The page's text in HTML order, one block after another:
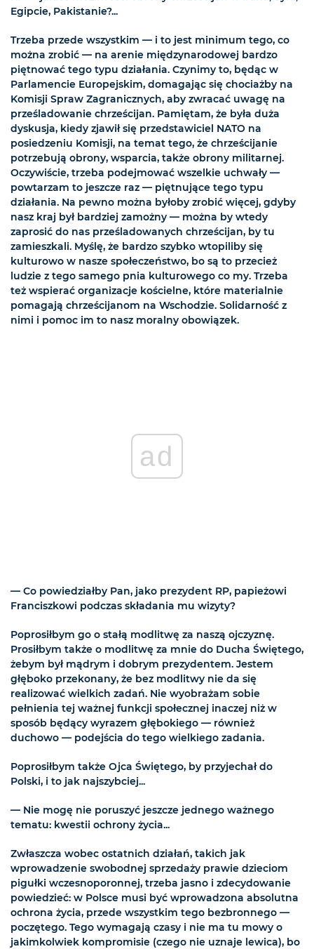
Egipcie, Pakistanie?...
Trzeba przede wszystkim — i to jest minimum tego, co
można zrobić — na arenie międzynarodowej bardzo
piętnować tego typu działania. Czynimy to, będąc w
Parlamencie Europejskim, domagając się chociażby na
Komisji Spraw Zagranicznych, aby zwracać uwagę na
prześladowanie chrześcijan. Pamiętam, że była duża
dyskusja, kiedy zjawił się przedstawiciel NATO na
posiedzeniu Komisji, na temat tego, że chrześcijanie
potrzebują obrony, wsparcia, także obrony militarnej.
Oczywiście, trzeba podejmować wszelkie uchwały —
powtarzam to jeszcze raz — piętnujące tego typu
działania. Na pewno można byłoby zrobić więcej, gdyby
nasz kraj był bardziej zamożny — można by wtedy
zaprosić do nas prześladowanych chrześcijan, by tu
zamieszkali. Myślę, że bardzo szybko wtopiliby się
kulturowo w nasze społeczeństwo, bo są to przecież
ludzie z tego samego pnia kulturowego co my. Trzeba
też wspierać organizacje kościelne, które materialnie
pomagają chrześcijanom na Wschodzie. Solidarność z
nimi i pomoc im to nasz moralny obowiązek.
ad
— Co powiedziałby Pan, jako prezydent RP, papieżowi
Franciszkowi podczas składania mu wizyty?
Poprosiłbym go o stałą modlitwę za naszą ojczyznę.
Prosiłbym także o modlitwę za mnie do Ducha Świętego,
żebym był mądrym i dobrym prezydentem. Jestem
głęboko przekonany, że bez modlitwy nie da się
realizować wielkich zadań. Nie wyobrażam sobie
pełnienia tej ważnej funkcji społecznej inaczej niż w
sposób będący wyrazem głębokiego — również
duchowo — podejścia do tego wielkiego zadania.
Poprosiłbym także Ojca Świętego, by przyjechał do
Polski, i to jak najszybciej...
— Nie mogę nie poruszyć jeszcze jednego ważnego
tematu: kwestii ochrony życia...
Zwłaszcza wobec ostatnich działań, takich jak
wprowadzenie swobodnej sprzedaży prawie dzieciom
pigułki wczesnoporonnej, trzeba jasno i zdecydowanie
powiedzieć: w Polsce musi być wprowadzona absolutna
ochrona życia, przede wszystkim tego bezbronnego —
poczętego. Tego wymagają czasy i nie ma tu mowy o
jakimkolwiek kompromisie (czego nie uznaje lewica), bo